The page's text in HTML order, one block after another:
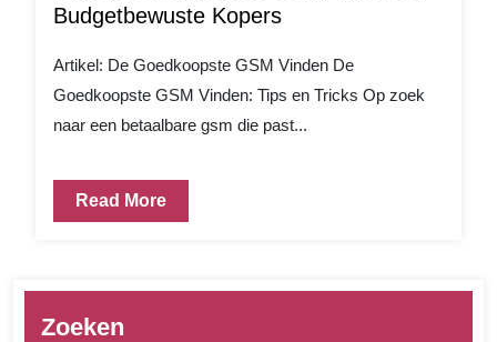
Budgetbewuste Kopers
Artikel: De Goedkoopste GSM Vinden De
Goedkoopste GSM Vinden: Tips en Tricks Op zoek
naar een betaalbare gsm die past...
Read More
Zoeken